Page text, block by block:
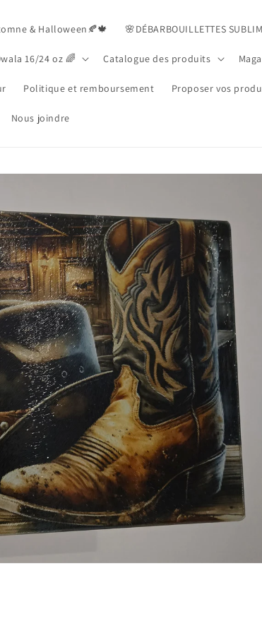
& Halloween🍂🍁 🌸DÉBARBOUILLETTES
16/24 oz 🌈 Catalogue des produits
Politique et remboursement Proposer vos
Nous joindre